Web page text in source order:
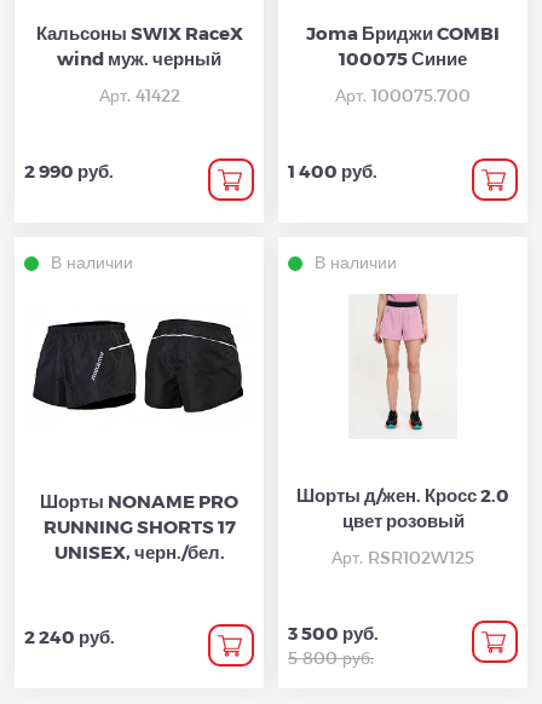
Кальсоны SWIX RaceX
wind муж. черный
Арт. 41422
2 990 руб.
Joma Бриджи COMBI
100075 Синие
Арт. 100075.700
1 400 руб.
В наличии
Шорты NONAME PRO
RUNNING SHORTS 17
UNISEX, черн./бел.
2 240 руб.
В наличии
Шорты д/жен. Кросс 2.0
цвет розовый
Арт. RSR102W125
3 500 руб.
5 800 руб.